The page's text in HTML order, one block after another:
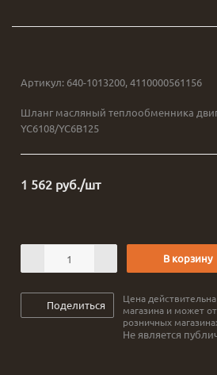
Артикул: 640-1013200, 4110000561156
Шланг масляный теплообменника
YC6108/YC6B125
1 562 руб./шт
В корзину
Поделиться
Цена
магазина и может
розничных
Не является